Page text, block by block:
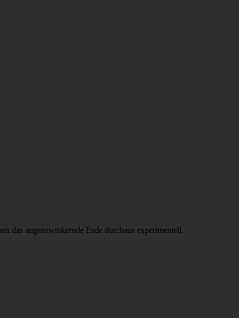
das augenzwinkernde Ende durchaus experimentell.